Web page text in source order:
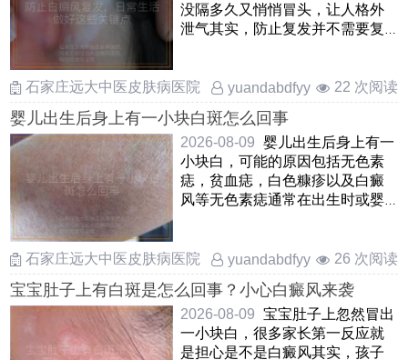
没隔多久又悄悄冒头，让人格外
泄气其实，防止复发并不需要复
石家庄远大中医皮肤病医院
yuandabdfyy 22 次阅读
婴儿出生后身上有一小块白斑怎么回事
2026-08-09 婴儿出生后身上有一
小块白，可能的原因包括无色素
痣，贫血痣，白色糠疹以及白癜
风等无色素痣通常在出生时或婴
石家庄远大中医皮肤病医院
yuandabdfyy 26 次阅读
宝宝肚子上有白斑是怎么回事？小心白癜风来袭
2026-08-09 宝宝肚子上忽然冒出
一小块白，很多家长第一反应就
是担心是不是白癜风其实，孩子